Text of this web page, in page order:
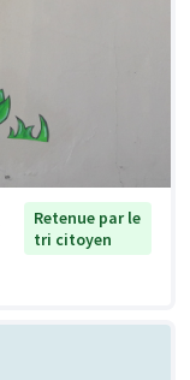
Retenue par le
tri citoyen